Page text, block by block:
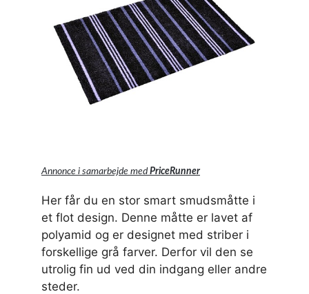
Annonce i samarbejde medPriceRunner
Her får du en stor smart smudsmåtte i
et flot design. Denne måtte er lavet af
polyamid og er designet med striber i
forskellige grå farver. Derfor vil den se
utrolig fin ud ved din indgang eller andre
steder.